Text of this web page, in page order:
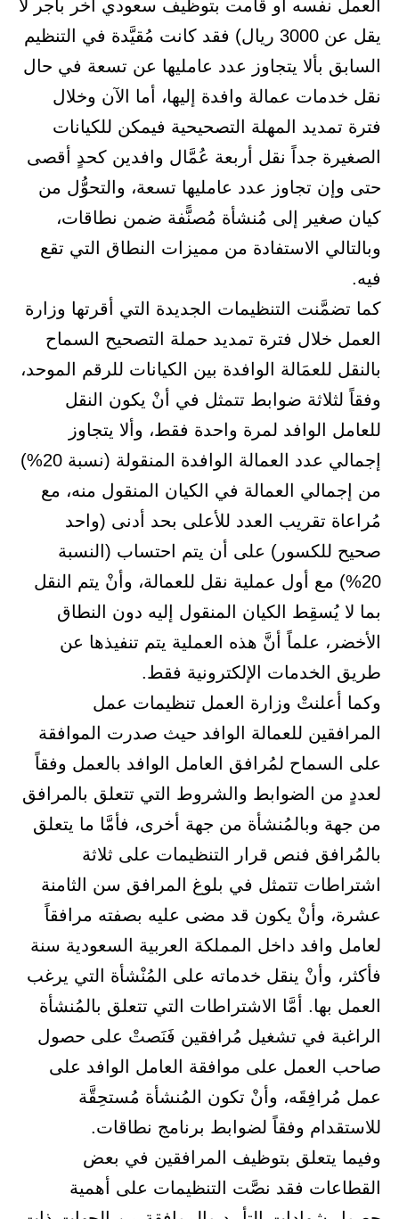
العمل نفسه أو قامت بتوظيف سعودي آخر بأجر لا
يقل عن 3000 ريال) فقد كانت مُقيَّدة في التنظيم
السابق بألا يتجاوز عدد عامليها عن تسعة في حال
نقل خدمات عمالة وافدة إليها، أما الآن وخلال
فترة تمديد المهلة التصحيحية فيمكن للكيانات
الصغيرة جداً نقل أربعة عُمَّال وافدين كحدٍ أقصى
حتى وإن تجاوز عدد عامليها تسعة، والتحوُّل من
كيان صغير إلى مُنشأة مُصنًّفة ضمن نطاقات،
وبالتالي الاستفادة من مميزات النطاق التي تقع
فيه.
كما تضمَّنت التنظيمات الجديدة التي أقرتها وزارة
العمل خلال فترة تمديد حملة التصحيح السماح
بالنقل للعمَالة الوافدة بين الكيانات للرقم الموحد،
وفقاً لثلاثة ضوابط تتمثل في أنْ يكون النقل
للعامل الوافد لمرة واحدة فقط، وألا يتجاوز
إجمالي عدد العمالة الوافدة المنقولة (نسبة 20%)
من إجمالي العمالة في الكيان المنقول منه، مع
مُراعاة تقريب العدد للأعلى بحد أدنى (واحد
صحيح للكسور) على أن يتم احتساب (النسبة
20%) مع أول عملية نقل للعمالة، وأنْ يتم النقل
بما لا يُسقِط الكيان المنقول إليه دون النطاق
الأخضر، علماً أنَّ هذه العملية يتم تنفيذها عن
طريق الخدمات الإلكترونية فقط.
وكما أعلنتْ وزارة العمل تنظيمات عمل
المرافقين للعمالة الوافد حيث صدرت الموافقة
على السماح لمُرافق العامل الوافد بالعمل وفقاً
لعددٍ من الضوابط والشروط التي تتعلق بالمرافق
من جهة وبالمُنشأة من جهة أخرى، فأمَّا ما يتعلق
بالمُرافق فنص قرار التنظيمات على ثلاثة
اشتراطات تتمثل في بلوغ المرافق سن الثامنة
عشرة، وأنْ يكون قد مضى عليه بصفته مرافقاً
لعامل وافد داخل المملكة العربية السعودية سنة
فأكثر، وأنْ ينقل خدماته على المُنْشأة التي يرغب
العمل بها. أمَّا الاشتراطات التي تتعلق بالمُنشأة
الراغبة في تشغيل مُرافقين فَنَصتْ على حصول
صاحب العمل على موافقة العامل الوافد على
عمل مُرافِقَه، وأنْ تكون المُنشأة مُستحِقَّة
للاستقدام وفقاً لضوابط برنامج نطاقات.
وفيما يتعلق بتوظيف المرافقين في بعض
القطاعات فقد نصَّت التنظيمات على أهمية